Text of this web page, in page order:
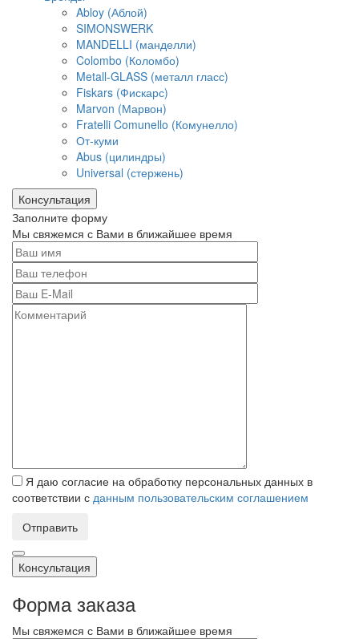
Abloy (Аблой)
SIMONSWERK
MANDELLI (манделли)
Colombo (Коломбо)
Metall-GLASS (металл гласс)
Fiskars (Фискарс)
Marvon (Марвон)
Fratelli Comunello (Комунелло)
От-куми
Abus (цилиндры)
Universal (стержень)
Консультация
Заполните форму
Мы свяжемся с Вами в ближайшее время
Я даю согласие на обработку персональных данных в
соответствии с данным пользовательским соглашением
Отправить
Консультация
Форма заказа
Мы свяжемся с Вами в ближайшее время